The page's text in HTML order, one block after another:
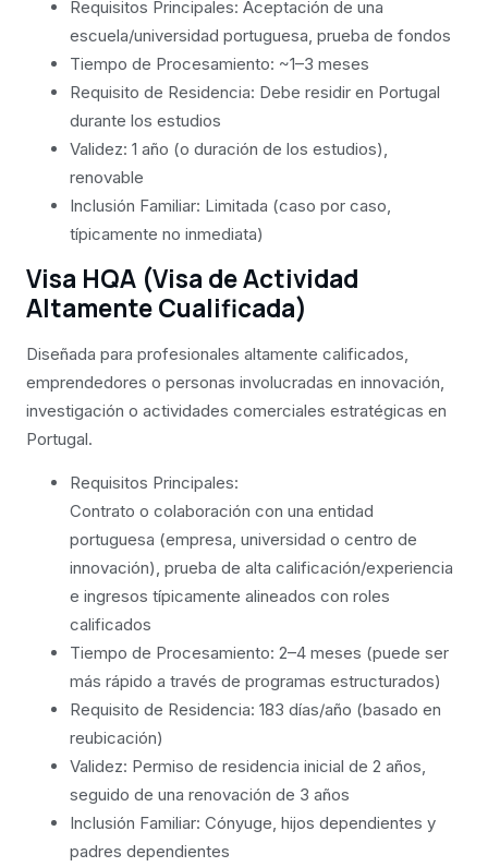
Requisitos Principales: Aceptación de una
escuela/universidad portuguesa, prueba de fondos
Tiempo de Procesamiento: ~1–3 meses
Requisito de Residencia: Debe residir en Portugal
durante los estudios
Validez: 1 año (o duración de los estudios),
renovable
Inclusión Familiar: Limitada (caso por caso,
típicamente no inmediata)
Visa HQA (Visa de Actividad
Altamente Cualificada)
Diseñada para profesionales altamente calificados,
emprendedores o personas involucradas en innovación,
investigación o actividades comerciales estratégicas en
Portugal.
Requisitos Principales:
Contrato o colaboración con una entidad
portuguesa (empresa, universidad o centro de
innovación), prueba de alta calificación/experiencia
e ingresos típicamente alineados con roles
calificados
Tiempo de Procesamiento: 2–4 meses (puede ser
más rápido a través de programas estructurados)
Requisito de Residencia: 183 días/año (basado en
reubicación)
Validez: Permiso de residencia inicial de 2 años,
seguido de una renovación de 3 años
Inclusión Familiar: Cónyuge, hijos dependientes y
padres dependientes